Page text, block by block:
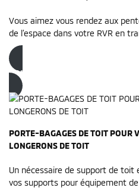
Vous aimez vous rendez aux
de l’espace dans votre RVR en
Commandez dès maintenant
PORTE-BAGAGES DE TOIT POUR
LONGERONS DE TOIT
Un nécessaire de support de
vos supports pour équipement